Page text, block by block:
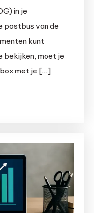
in je
postbus van de
kunt
bekijken, moet je
met je […]